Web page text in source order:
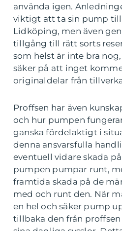
använda igen.
viktigt att ta sin pump
Lidköping, men även
tillgång till rätt sorts
som helst är inte bra
säker på att inget
originaldelar från
Proffsen har även
och hur pumpen
ganska fördelaktigt i
denna ansvarsfulla
eventuell vidare skada
pumpen pumpar runt,
framtida skada på de
med och runt den. När
en hel och säker pump
tillbaka den från